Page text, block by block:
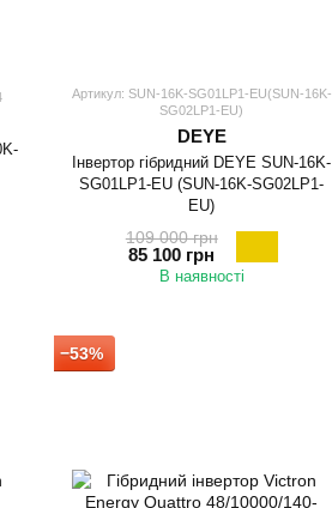
Артикул: SUN-16K-SG01LP1-EU(SUN-16K-
SG02LP1-EU)
DEYE
Інвертор гібридний DEYE SUN-16K-
SG01LP1-EU (SUN-16K-SG02LP1-
EU)
109 000 грн
85 100 грн
В наявності
−53%